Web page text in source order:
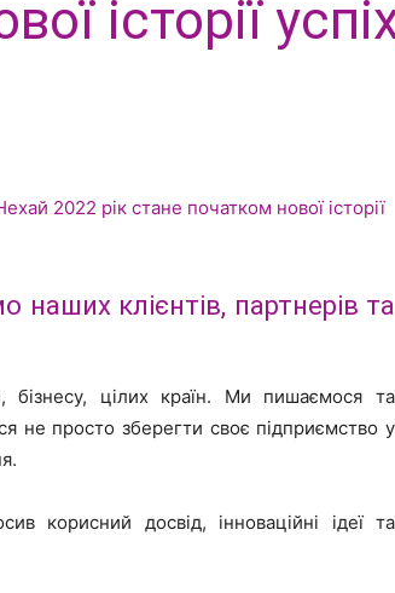
історії
наших клієнтів, партнерів та
цілих країн. Ми пишаємося та
не просто зберегти своє підприємство у
корисний досвід, інноваційні ідеї та